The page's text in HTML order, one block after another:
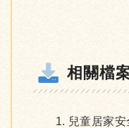
相關檔
兒童居家